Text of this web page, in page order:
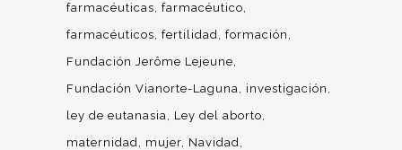
farmacéuticas farmacéutico
farmacéuticos fertilidad formación
Fundación Jerôme Lejeune
Fundación Vianorte-Laguna
investigación
ley de eutanasia
Ley del aborto
maternidad
mujer Navidad